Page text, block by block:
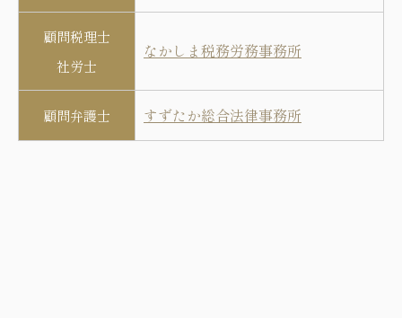
顧問税理士
社労士
なかしま税務労務事務所
顧問弁護士 すずたか総合法律事務所